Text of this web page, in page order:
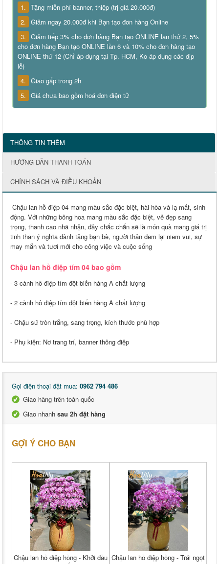
1. Tặng miễn phí banner, thiệp (trị giá 20.000đ)
2. Giảm ngay 20.000đ khi Bạn tạo đơn hàng Online
3. Giảm tiếp 3% cho đơn hàng Bạn tạo ONLINE lần thứ 2, 5%
cho đơn hàng Bạn tạo ONLINE lần 6 và 10% cho đơn hàng tạo
ONLINE thứ 12 (Chỉ áp dụng tại Tp. HCM, Ko áp dụng các dịp
lễ)
4. Giao gấp trong 2h
5. Giá chưa bao gồm hoá đơn điện tử
THÔNG TIN THÊM
HƯỚNG DẪN THANH TOÁN
CHÍNH SÁCH VÀ ĐIỀU KHOẢN
Chậu lan hồ điệp 04 mang màu sắc đặc biệt, hài hòa và lạ mắt, sinh
động. Với những bông hoa mang màu sắc đặc biệt, vẻ đẹp sang
trọng, thanh cao nhã nhặn, đây chắc chắn sẽ là món quà mang giá trị
tinh thần ý nghĩa dành tặng bạn bè, người thân đem lại niềm vui, sự
may mắn và tươi mới cho công việc và cuộc sống
Chậu lan hồ điệp tím 04 bao gồm
- 3 cành hô điệp tím đột biến hàng A chất lượng
- 2 cành hô điệp tím đột biến hàng A chất lượng
- Chậu sứ tròn trắng, sang trọng, kích thước phù hợp
- Phụ kiện: Nơ trang trí, banner thông điệp
Gọi điện thoại đặt mua: 0962 794 486
Giao hàng trên toàn quốc
Giao nhanh sau 2h đặt hàng
GỢI Ý CHO BẠN
Chậu lan hồ điệp hồng - Khởi đầu Chậu lan hồ điệp hồng - Trái ngọt